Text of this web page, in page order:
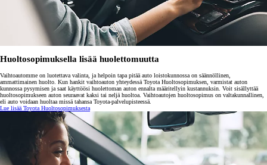
Huoltosopimuksella lisää huolettomuutta
Vaihtoautomme on luotettava valinta, ja helpoin tapa pitää auto loistokunnossa on säännöllinen,
ammattimainen huolto. Kun hankit vaihtoauton yhteydessä Toyota Huoltosopimuksen, varmistat auton
kunnossa pysymisen ja saat käyttöösi huolettoman auton ennalta määritellyin kustannuksin. Voit sisällyttää
huoltosopimukseen auton seuraavat kaksi tai neljä huoltoa. Vaihtoautojen huoltosopimus on valtakunnallinen,
eli auto voidaan huoltaa missä tahansa Toyota-palvelupisteessä.
Lue lisää Toyota Huoltosopimuksesta